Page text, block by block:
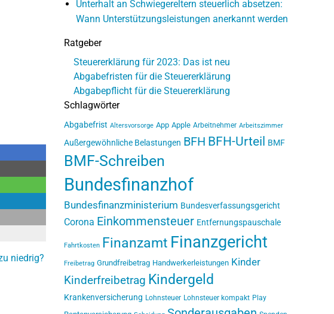
niedrig?
Unterhalt an Schwiegereltern steuerlich absetzen:
Wann Unterstützungsleistungen anerkannt werden
Ratgeber
Steuererklärung für 2023: Das ist neu
Abgabefristen für die Steuererklärung
Abgabepflicht für die Steuererklärung
Schlagwörter
Abgabefrist Altersvorsorge App Apple Arbeitnehmer Arbeitszimmer
Außergewöhnliche Belastungen BFH BFH-Urteil BMF
BMF-Schreiben
Bundesfinanzhof
Bundesfinanzministerium Bundesverfassungsgericht
Corona Einkommensteuer Entfernungspauschale
Fahrtkosten Finanzamt Finanzgericht
Freibetrag Grundfreibetrag Handwerkerleistungen Kinder
Kinderfreibetrag Kindergeld
Krankenversicherung Lohnsteuer Lohnsteuer kompakt Play